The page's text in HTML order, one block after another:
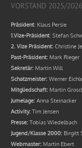
VORSTAND 2025/2026
Präsident: Klaus Persie
1.Vize-Präsident: Stefan
2. Vize Präsident: Christine
Past-Präsident: Mark Rieger
Sekretär: Martin Will
Schatzmeister: Werner
Mitgliedschaft: Martin
Jumelage: Anna Steinacker
Activity: Tim Jensen
Presse: Tobias Wiedelbach
Jugend/Klasse 2000: Birgitt
Webmaster: Martin Ebert